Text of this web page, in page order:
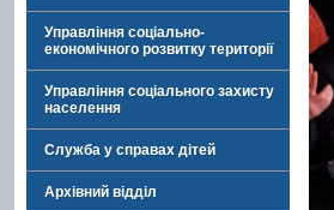
Управління соціально-
економічного розвитку території
Управління соціального захисту
населення
Служба у справах дітей
Архівний відділ